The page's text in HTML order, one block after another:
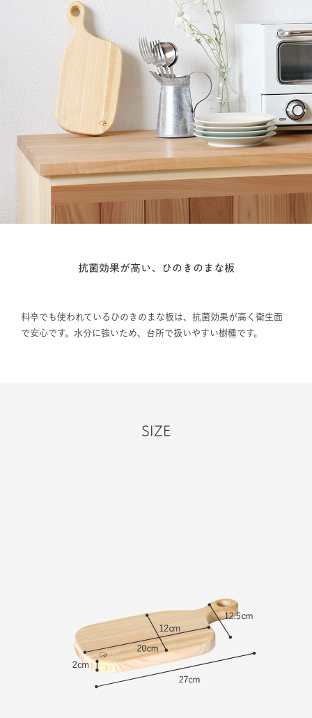
抗菌効果が高い、ひのきのまな板
料亭でも使われているひのきのまな板は、抗菌効果が高く衛生面
で安心です。水分に強いため、台所で扱いやすい樹種です。
SIZE